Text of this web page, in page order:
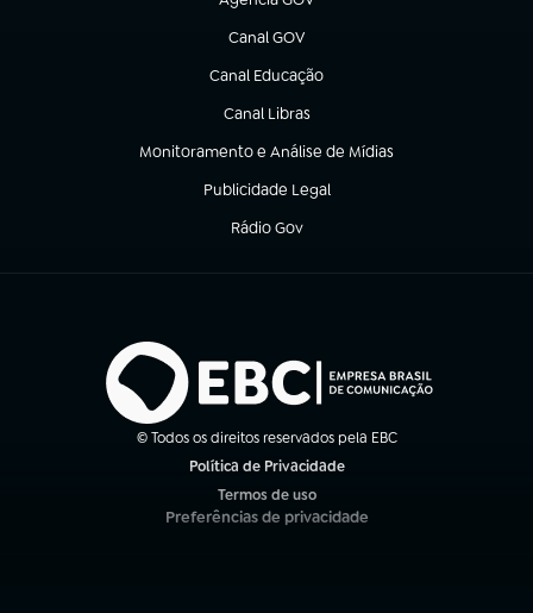
(abre em nova aba)
Canal GOV
(abre em nova aba)
Canal Educação
(abre em nova aba)
Canal Libras
(abre em nova aba)
Monitoramento e Análise de Mídias
(abre em nova aba)
Publicidade Legal
(abre em nova aba)
Rádio Gov
(abre em nova aba)
© Todos os direitos reservados pela EBC
Política de Privacidade
Termos de uso
(abre em nova aba)
Preferências de privacidade